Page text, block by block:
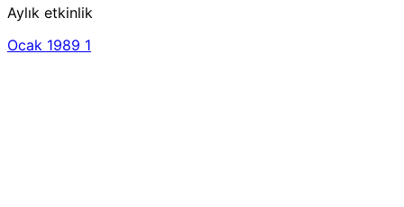
Aylık etkinlik
Ocak 1989 1